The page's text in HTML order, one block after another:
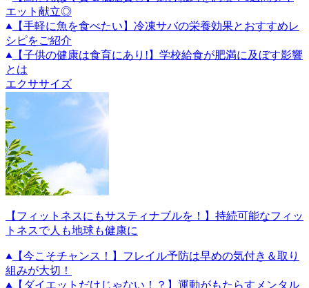
エット献立◎
【手軽に魚を食べたい】冷凍サバの栄養効果とおすすめレ
シピをご紹介
【子供の健康は食育にあり!】学校給食が肥満に及ぼす影響
とは
エクササイズ
【フィットネスにもサスティナブルを！】持続可能なフィッ
トネスで人も地球も健康に
【今こそチャンス！】フレイル予防は早めの気付き＆取り
組みが大切！
【ダイエットだけじゃない！？】運動がもたらすメンタル